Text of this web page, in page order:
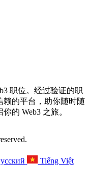
职位。经过验证的职
赖的平台，助你随时随
的 Web3 之旅。
Tiếng Việt